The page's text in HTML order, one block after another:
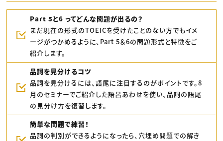
Part 5と6 ってどんな問題が出るの？
まだ現在の形式のTOEICを受けたことのない方でもイメ
ージがつかめるように、Part 5＆6の問題形式と特徴をご
紹介します。
品詞を見分けるコツ
品詞を見分けるには、語尾に注目するのがポイントです。8
月のセミナーでご紹介した語呂あわせを使い、品詞の語尾
の見分け方を復習します。
簡単な問題で練習！
品詞の判別ができるようになったら、穴埋め問題での解き